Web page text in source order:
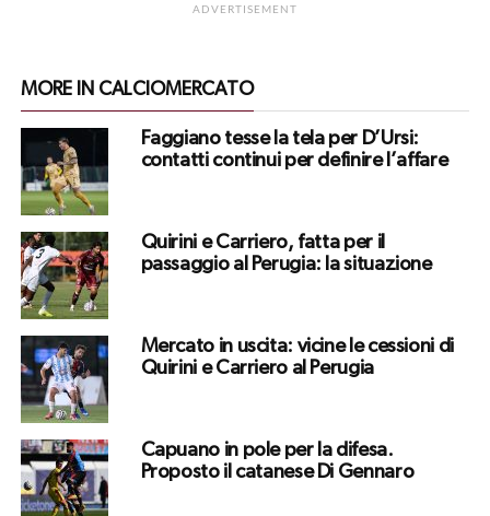
ADVERTISEMENT
MORE IN CALCIOMERCATO
Faggiano tesse la tela per D’Ursi:
contatti continui per definire l’affare
Quirini e Carriero, fatta per il
passaggio al Perugia: la situazione
Mercato in uscita: vicine le cessioni di
Quirini e Carriero al Perugia
Capuano in pole per la difesa.
Proposto il catanese Di Gennaro